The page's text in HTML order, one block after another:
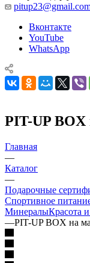
Вконтакте
YouTube
WhatsApp
PIT-UP BOX
Главная
—
Каталог
—
Подарочные
Спортивное
МинералыКрасота
—PIT-UP BOX на